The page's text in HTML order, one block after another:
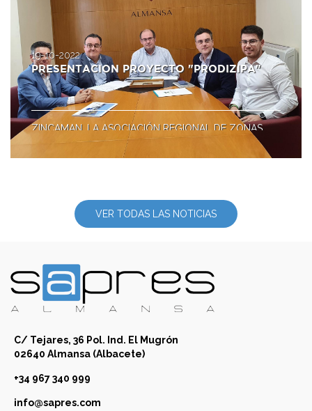
19-10-2022
PRESENTACIÓN PROYECTO "PRODIZIPA"
ZINCAMAN, LA ASOCIACIÓN REGIONAL DE ZONAS
INDUSTRIALES, Y EL AYUNTAMIENTO DE ALMANSA,
PRESENTAN EL PROYECTO "PRODIZIPA". El alcalde de
reunión de trabajo en el Ayuntamiento, en la que han
asistido también el director de Zincaman, Miguel Ángel
Cuartero, el técnico de Zincaman, José Manuel Agudo,
VER TODAS LAS NOTICIAS
C/ Tejares, 36 Pol. Ind. El Mugrón
02640 Almansa (Albacete)
+34 967 340 999
info@sapres.com